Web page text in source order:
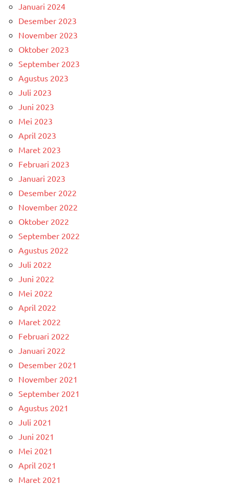
Januari 2024
Desember 2023
November 2023
Oktober 2023
September 2023
Agustus 2023
Juli 2023
Juni 2023
Mei 2023
April 2023
Maret 2023
Februari 2023
Januari 2023
Desember 2022
November 2022
Oktober 2022
September 2022
Agustus 2022
Juli 2022
Juni 2022
Mei 2022
April 2022
Maret 2022
Februari 2022
Januari 2022
Desember 2021
November 2021
September 2021
Agustus 2021
Juli 2021
Juni 2021
Mei 2021
April 2021
Maret 2021